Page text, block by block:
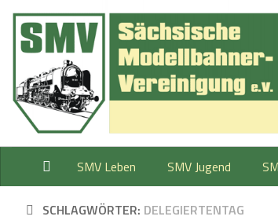
Zum Inhalt springen
SMV Leben SMV Jugend
SCHLAGWÖRTER: DELEGIERTENTAG